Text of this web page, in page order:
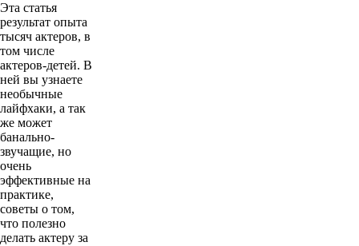
Эта статья
результат опыта
тысяч актеров, в
том числе
актеров-детей. В
ней вы узнаете
необычные
лайфхаки, а так
же может
банально-
звучащие, но
очень
эффективные на
практике,
советы о том,
что полезно
делать актеру за